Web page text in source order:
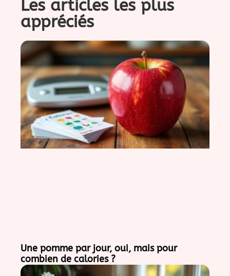
Les articles les plus
appréciés
Une pomme par jour, oui, mais pour
combien de calories ?